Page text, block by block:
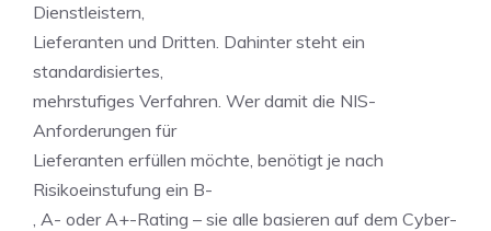
Dienstleistern,
Lieferanten und Dritten. Dahinter steht ein
standardisiertes,
mehrstufiges Verfahren. Wer damit die NIS-
Anforderungen für
Lieferanten erfüllen möchte, benötigt je nach
Risikoeinstufung ein B-
, A- oder A+-Rating – sie alle basieren auf dem Cyber-